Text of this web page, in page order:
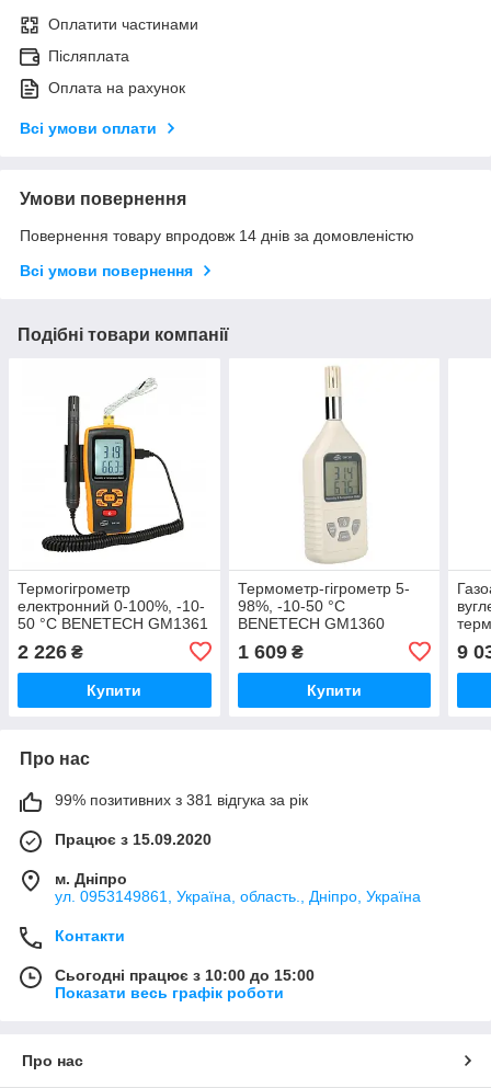
Оплатити частинами
Післяплата
Оплата на рахунок
Всі умови оплати
Умови повернення
Повернення товару впродовж 14 днів за домовленістю
Всі умови повернення
Подібні товари компанії
Термогігрометр
електронний 0-100%, -10-
50 °C BENETECH GM1361
2 226 ₴
Купити
Термометр-гігрометр 5-
98%, -10-50 °C
BENETECH GM1360
1 609₴
Купити
9
Про нас
99% позитивних з 381 відгука за рік
Працює з 15.09.2020
м. Дніпро
ул. 0953149861, Україна, область., Дніпро, Україна
Контакти
Сьогодні працює з 10:00 до 15:00
Показати весь графік роботи
Про нас